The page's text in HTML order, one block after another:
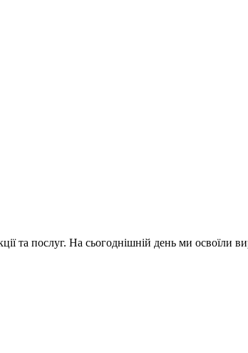
та послуг. На сьогоднішній день ми освоїли